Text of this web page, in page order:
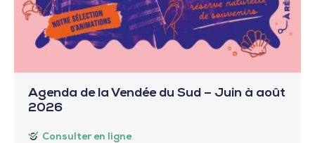
Agenda de la Vendée du Sud – Juin à août
2026
Consulter en ligne